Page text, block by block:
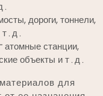
дороги, тоннели,
атомные станции,
объекты и т․д․
для